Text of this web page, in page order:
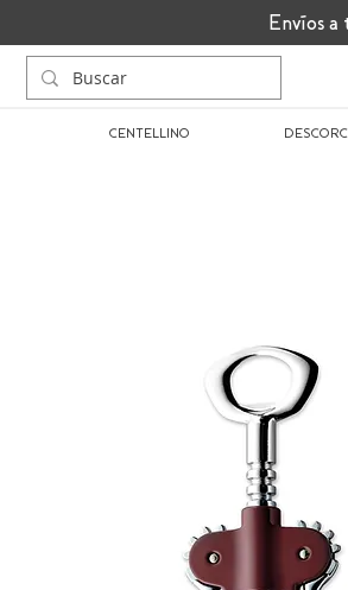
Envíos
CENTELLINO